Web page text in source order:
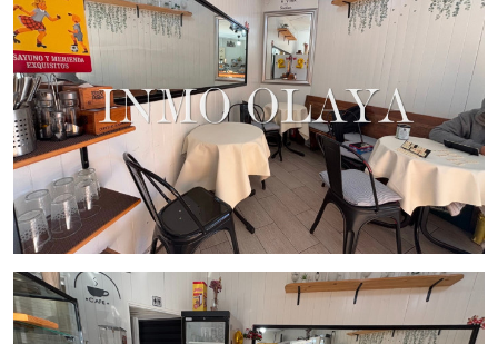
¡No pierdas esta excelente oportunidad para emprender en
uno de los barrios más emblemáticos de Barcelona!
Contáctanos hoy mismo para más información. Inmo Olaya:
Tu éxito, nuestro compromiso.